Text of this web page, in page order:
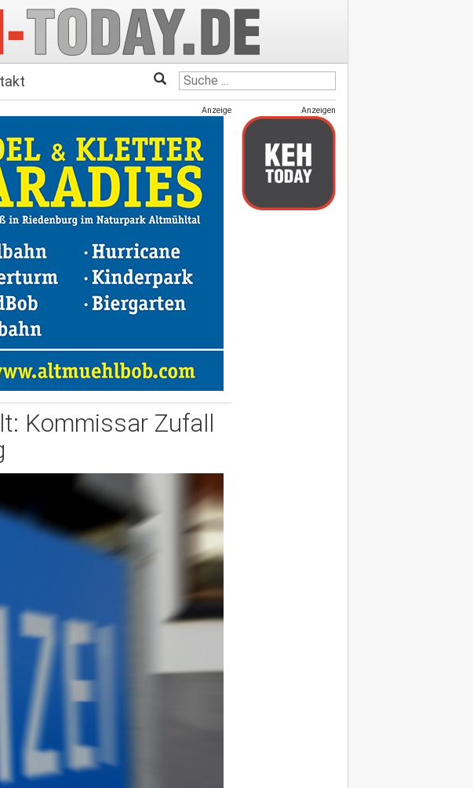
Anzeige
Kommissar Zufall
Anzeigen